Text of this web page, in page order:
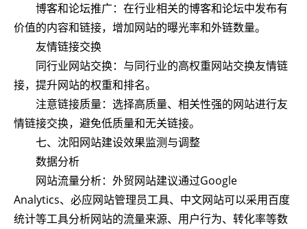
博客和论坛推广：在行业相关的博客和论坛中发布有
价值的内容和链接，增加网站的曝光率和外链数量。
友情链接交换
同行业网站交换：与同行业的高权重网站交换友情链
接，提升网站的权重和排名。
注意链接质量：选择高质量、相关性强的网站进行友
情链接交换，避免低质量和无关链接。
七、沈阳网站建设效果监测与调整
数据分析
网站流量分析：外贸网站建议通过Google
Analytics、必应网站管理员工具、中文网站可以采用百度
统计等工具分析网站的流量来源、用户行为、转化率等数